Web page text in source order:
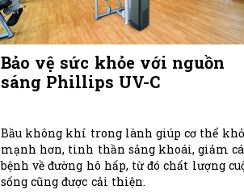
Bảo vệ sức khỏe với nguồn
sáng Phillips UV-C
Bầu không khí trong lành giúp cơ thể
mạnh hơn, tinh thần sảng khoái, giảm
bệnh về đường hô hấp, từ đó chất lượng
sống cũng được cải thiện.